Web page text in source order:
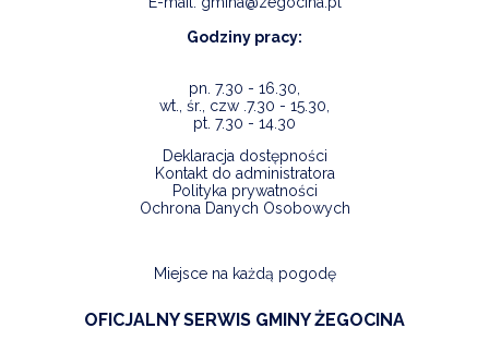
Godziny pracy:
pn. 7.30 - 16.30,
wt., śr., czw .7.30 - 15.30,
pt. 7.30 - 14.30
Deklaracja dostępności
Kontakt do administratora
Polityka prywatności
Ochrona Danych Osobowych
Miejsce na każdą pogodę
OFICJALNY SERWIS GMINY ŻEGOCINA